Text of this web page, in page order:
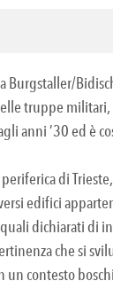
truppe
anni ’30 ed
di
edifici
dichiarati di
che si
contesto